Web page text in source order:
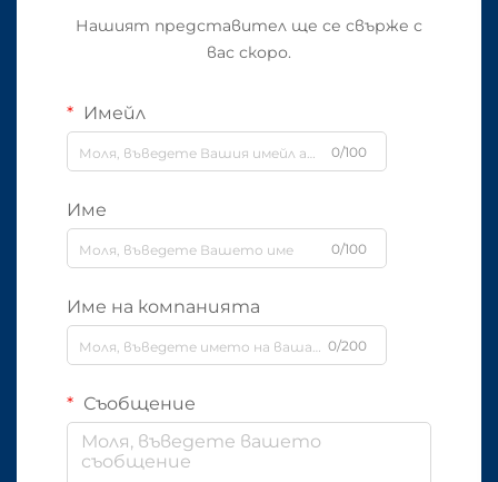
Нашият представител ще се свърже с
вас скоро.
Имейл
0/100
Име
0/100
Име на компанията
0/200
Съобщение